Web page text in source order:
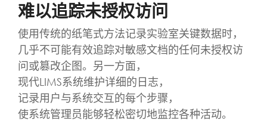
难以追踪未授权访问
使用传统的纸笔式方法记录实验室关键数据时，
几乎不可能有效追踪对敏感文档的任何未授权访
问或篡改企图。另一方面，
现代LIMS系统维护详细的日志，
记录用户与系统交互的每个步骤，
使系统管理员能够轻松密切地监控各种活动。